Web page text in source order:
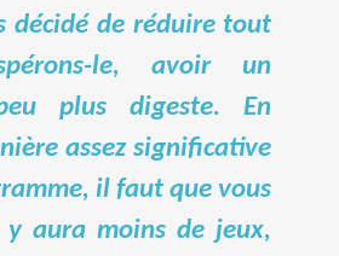
décidé de réduire tout
le, avoir un
plus digeste. En
assez significative
il faut que vous
y aura moins de jeux,